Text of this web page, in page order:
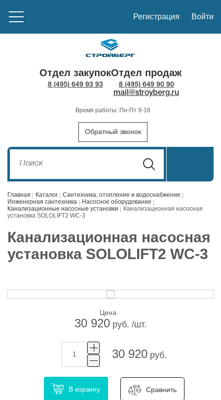
Регистрация Войти
Отдел закупок
8 (495) 649 93 93
Отдел продаж
8 (495) 649 90 90
mail@stroyberg.ru
Время работы: Пн-Пт 9-18
Обратный звонок
Главная Каталог
Сантехника, отопление и водоснабжение
Инженерная сантехника
Насосное оборудование
Канализационные насосные установки
Канализационная насосная
установка SOLOLIFT2 WC-3
Канализационная насосная
установка SOLOLIFT2 WC-3
Цена
30 920 руб. /шт.
30 920 руб.
В корзину Сравнить